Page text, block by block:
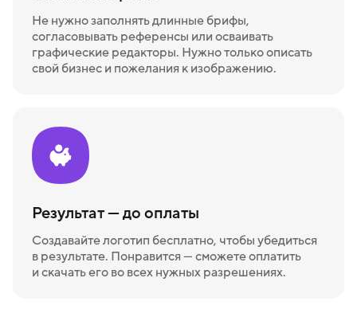
Не нужно заполнять длинные брифы,
согласовывать референсы или осваивать
графические редакторы. Нужно только описать
свой бизнес и пожелания к изображению.
Результат — до оплаты
Создавайте логотип бесплатно, чтобы убедиться
в результате. Понравится — сможете оплатить
и скачать его во всех нужных разрешениях.